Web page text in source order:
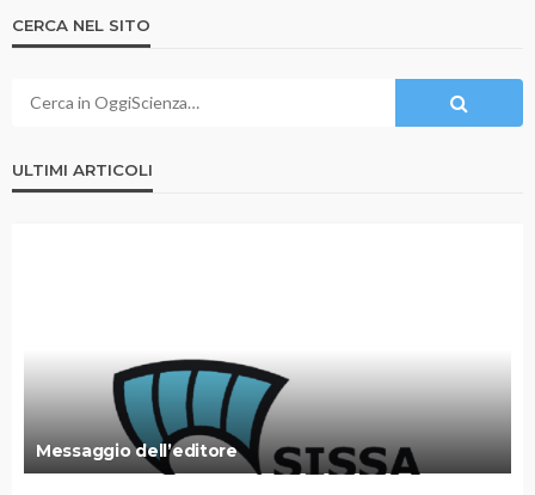
CERCA NEL SITO
ULTIMI ARTICOLI
Messaggio dell’editore